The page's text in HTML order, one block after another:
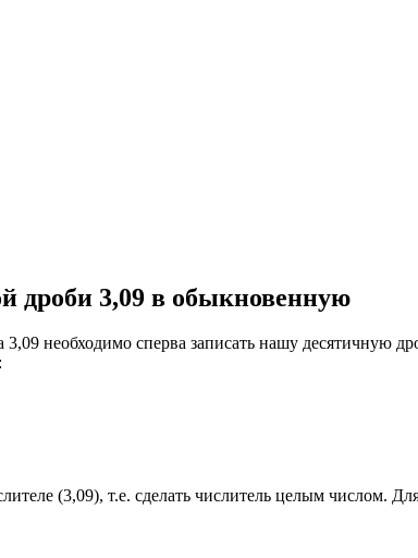
дроби 3,09 в обыкновенную
необходимо сперва записать нашу десятичную
(3,09), т.е. сделать числитель целым числом.